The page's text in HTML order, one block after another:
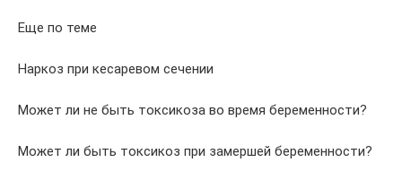
Еще по теме
Наркоз при кесаревом сечении
Может ли не быть токсикоза во время беременности?
Может ли быть токсикоз при замершей беременности?